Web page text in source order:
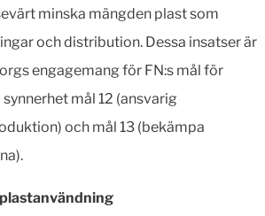
minska mängden plast som
och distribution. Dessa insatser är
engagemang för FN:s mål för
mål 12 (ansvarig
och mål 13 (bekämpa